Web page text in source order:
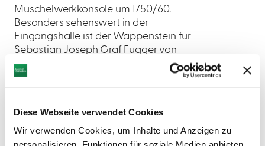
Diese Webseite verwendet Cookies
Wir verwenden Cookies, um Inhalte und Anzeigen zu
Muschelwerkkonsole um 1750/60.
Besonders sehenswert in der
Eingangshalle ist der Wappenstein für
Sebastian Joseph Graf Fugger von
Kirchberg und Weißenhorn, eine
Meisterarbeit des Dillingers Franz Karl
Jahre 1973 zur Durchführung. 1998 wurde
nur der Turm und die Turmseite des